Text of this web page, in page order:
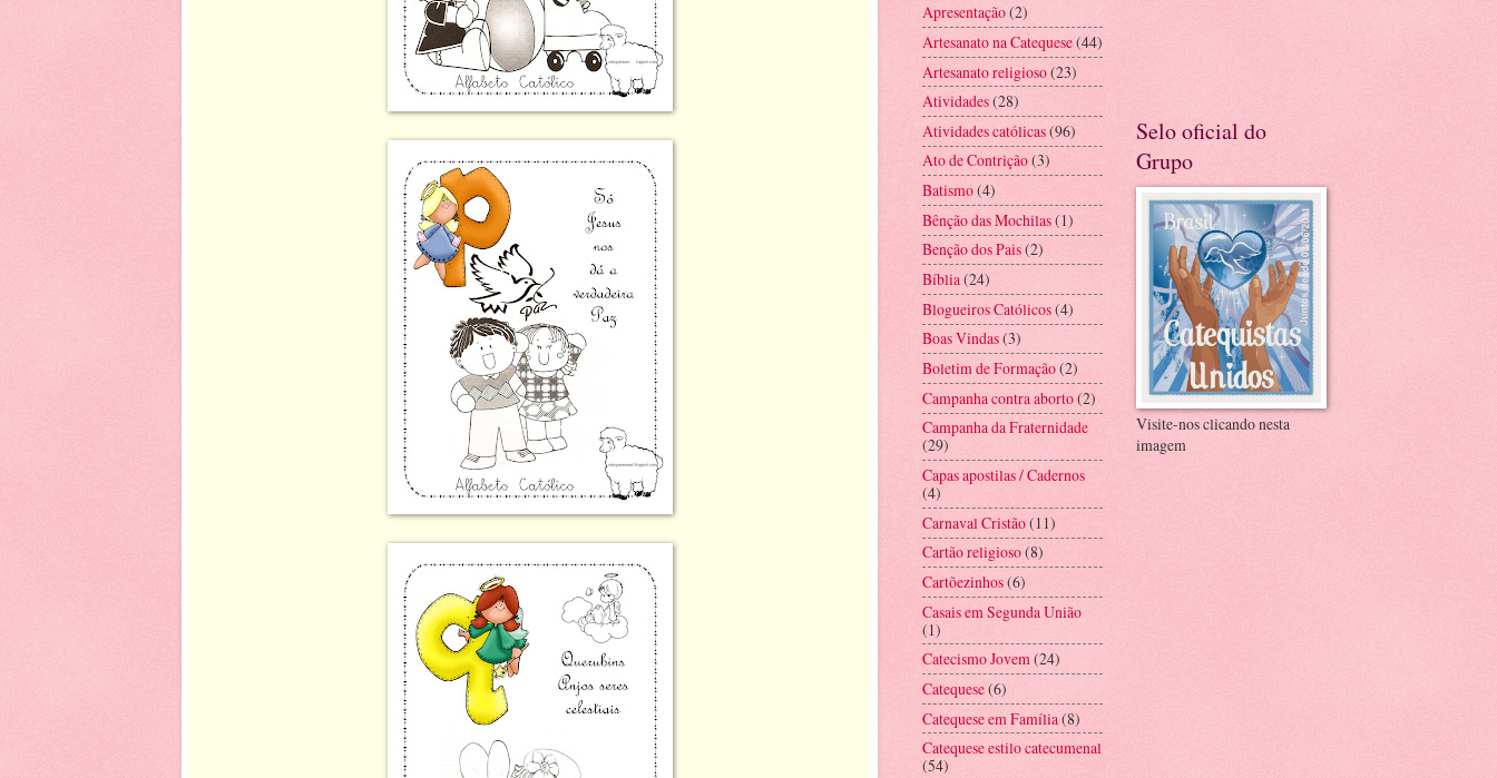
Apresentação(2)
Artesanato na Catequese(44)
Artesanato religioso(23)
Atividades(28)
Atividades católicas(96)
Ato de Contrição(3)
Batismo(4)
Bênção das Mochilas(1)
Benção dos Pais(2)
Bíblia(24)
Blogueiros Católicos(4)
Boas Vindas(3)
Boletim de Formação(2)
Campanha contra aborto(2)
Campanha da Fraternidade
(29)
Capas apostilas / Cadernos
(4)
Carnaval Cristão(11)
Cartão religioso(8)
Cartõezinhos(6)
Casais em Segunda União
(1)
Catecismo Jovem(24)
Catequese(6)
Catequese em Família(8)
Catequese estilo catecumenal
(54)
Selo oficial do
Grupo
Visite-nos clicando nesta
imagem